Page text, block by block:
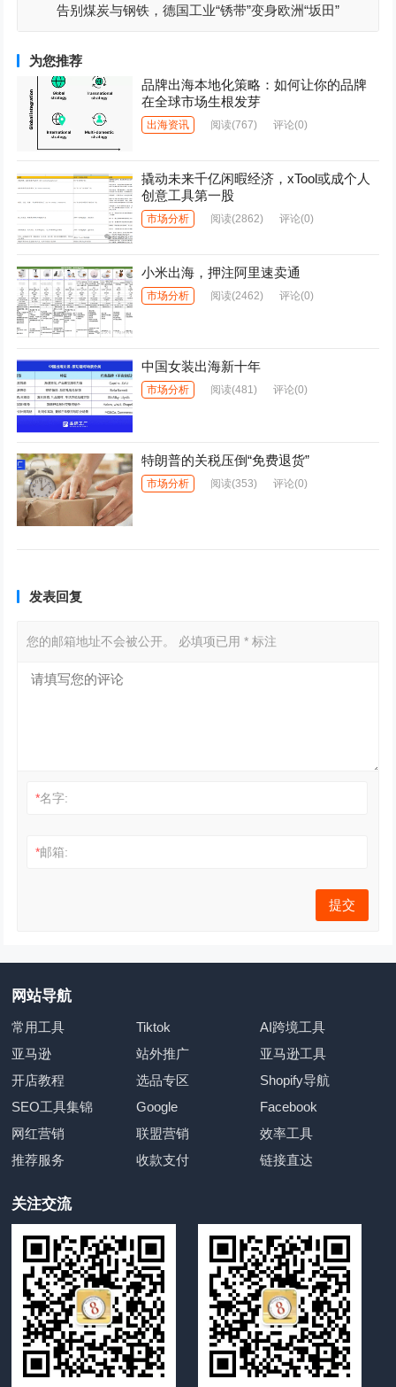
告别煤炭与钢铁，德国工业“锈带”变身欧洲“坂田”
为您推荐
品牌出海本地化策略：如何让你的品牌
在全球市场生根发芽
出海资讯 阅读(767) 评论(0)
撬动未来千亿闲暇经济，xTool或成个人
创意工具第一股
市场分析 阅读(2862) 评论(0)
小米出海，押注阿里速卖通
市场分析 阅读(2462) 评论(0)
中国女装出海新十年
市场分析 阅读(481) 评论(0)
特朗普的关税压倒“免费退货”
市场分析 阅读(353) 评论(0)
发表回复
您的邮箱地址不会被公开。 必填项已用* 标注
*名字:
*邮箱:
网站导航
常用工具 Tiktok
AI跨境工具
亚马逊
站外推广
亚马逊工具
开店教程
选品专区
Shopify导航
SEO工具集锦
Google
Facebook
网红营销
联盟营销
效率工具
推荐服务
收款支付 链接直达
关注交流